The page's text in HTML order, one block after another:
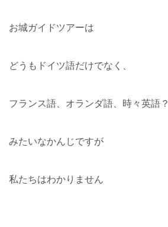
お城ガイドツアーは
どうもドイツ語だけでなく、
フランス語、オランダ語、時々英語？
みたいなかんじですが
私たちはわかりません